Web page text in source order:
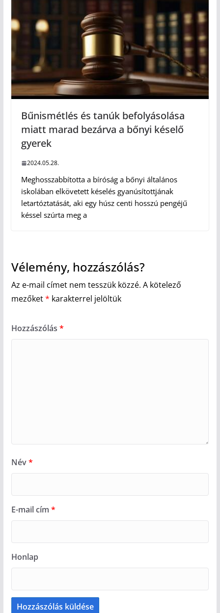
Bűnismétlés és tanúk befolyásolása
miatt marad bezárva a bőnyi késelő
gyerek
2024.05.28.
Meghosszabbította a bíróság a bőnyi általános
iskolában elkövetett késelés gyanúsítottjának
letartóztatását, aki egy húsz centi hosszú pengéjű
késsel szúrta meg a
Vélemény, hozzászólás?
Az e-mail címet nem tesszük közzé. A kötelező
mezőket* karakterrel jelöltük
Hozzászólás *
Név*
E-mail cím *
Honlap